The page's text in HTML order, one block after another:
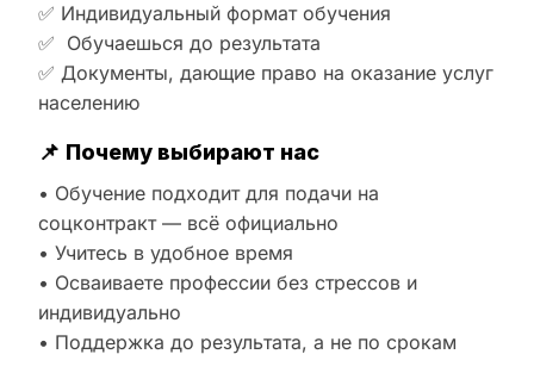
✅ Индивидуальный формат обучения
✅ Обучаешься до результата
✅ Документы, дающие право на оказание услуг
населению
📌 Почему выбирают нас
• Обучение подходит для подачи на
соцконтракт — всё официально
• Учитесь в удобное время
• Осваиваете профессии без стрессов и
индивидуально
• Поддержка до результата, а не по срокам